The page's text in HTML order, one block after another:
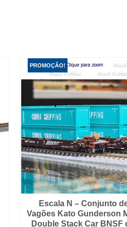
PROMOÇÃO!
Escala N – Conjunto
Vagões Kato Gunderson
Double Stack Car BNSF